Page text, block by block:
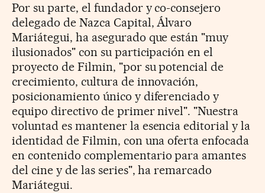
Por su parte, el fundador y co-consejero
delegado de Nazca Capital, Álvaro
Mariátegui, ha asegurado que están "muy
ilusionados" con su participación en el
proyecto de Filmin, "por su potencial de
crecimiento, cultura de innovación,
posicionamiento único y diferenciado y
equipo directivo de primer nivel". "Nuestra
voluntad es mantener la esencia editorial y la
identidad de Filmin, con una oferta enfocada
en contenido complementario para amantes
del cine y de las series", ha remarcado
Mariátegui.